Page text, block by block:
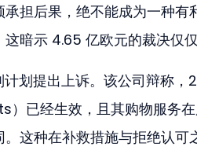
承担后果，绝不能成为一种
暗示 4.65 亿欧元的裁决仅仅
划提出上诉。该公司辩称，
已经生效，且其购物服务
。这种在补救措施与拒绝认